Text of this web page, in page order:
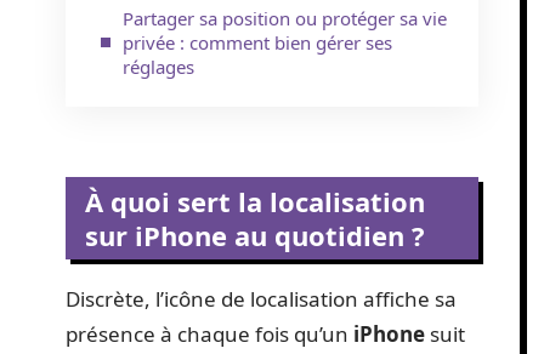
Partager sa position ou protéger sa vie
privée : comment bien gérer ses
réglages
À quoi sert la localisation
sur iPhone au quotidien ?
Discrète, l’icône de localisation affiche sa
présence à chaque fois qu’un iPhone suit